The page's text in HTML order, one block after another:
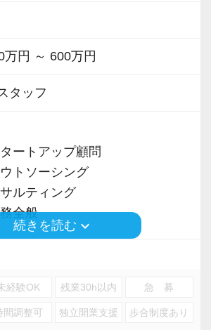
もらっています。
を目指して勉強にも励んでいま
がいいですね。
て、お客様から頼られる存
なるような存在になれるよう
す。
ろは“温かさ”があります。
いるので、わからないことや困
先にも迷わず、何でもすぐに聞
の資格検定に合格するともらえ
、社員には入社3年（5万円）・5
支給する「勤続手当」もありま
（リンク先：https://www.tokyo-
environment/benefits）
つのこだわりを大事にしていま
は5つのこだわり「クイックレス
りがとう」と笑顔をいただき続
熱家であれ！」がモットーで
サブ担当として主担当者の業務
係る財産評価などのサポートメ
担当として主担当者の業務を
るサブ担当として主担当者の
アントにより良いサービスを提
少ないか？＞
を極力お受けしない。
るお仕事を分散化（人の分散）
ことが挙げられます。
もしかしたら、一番の理由は代
からかもしれません(笑)。
の事情による勤務時間の調整な
クなど）で効率よく働きたい」
大歓迎です♪
が落ち着いたら正社員になりた
像／向いているタイプ】
を両立させたい方
での勤務経験、得意分野のス
い方
丁寧なお仕事ができる方
万円 ～ 600万円
タッフ
ートアップ顧問
トソーシング
ルティング
全般
続きを読む keyboard_arrow_down
経験OK 残業30h以内 急 募
間調整可 独立開業支援 歩合制度あり